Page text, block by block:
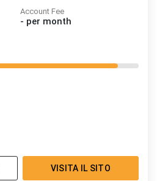
Account Fee
- per month
VISITA IL SITO